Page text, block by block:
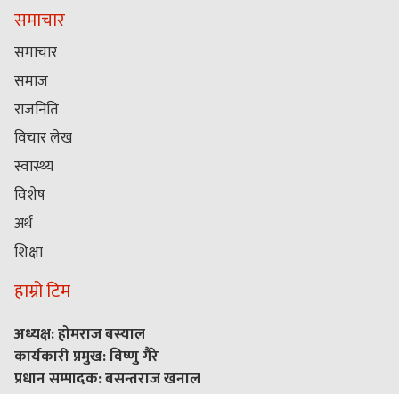
समाचार
समाचार
समाज
राजनिति
विचार लेख
स्वास्थ्य
विशेष
अर्थ
शिक्षा
हाम्रो टिम
अध्यक्ष: होमराज बस्याल
कार्यकारी प्रमुख: विष्णु गैरे
प्रधान सम्पादक: बसन्तराज खनाल